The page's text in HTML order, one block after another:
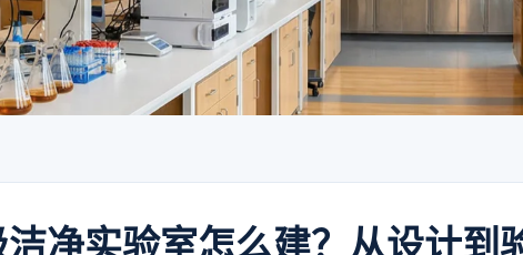
洁净实验室怎么建？从设计到